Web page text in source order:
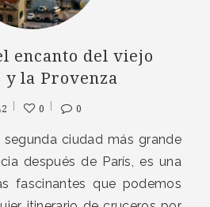
encanto del viejo
y la Provenza
0 0
segunda ciudad más grande
después de París, es una
fascinantes que podemos